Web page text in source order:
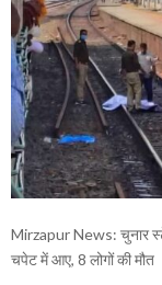
Mirzapur News: चुनार
चपेट में आए, 8 लोगों की मौत